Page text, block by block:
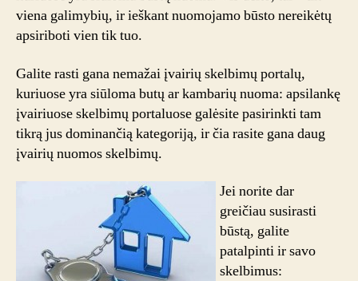
viena galimybių, ir ieškant nuomojamo būsto nereikėtų
apsiriboti vien tik tuo.
Galite rasti gana nemažai įvairių skelbimų portalų,
kuriuose yra siūloma butų ar kambarių nuoma: apsilankę
įvairiuose skelbimų portaluose galėsite pasirinkti tam
tikrą jus dominančią kategoriją, ir čia rasite gana daug
įvairių nuomos skelbimų.
Jei norite dar
greičiau susirasti
būstą, galite
patalpinti ir savo
skelbimus: